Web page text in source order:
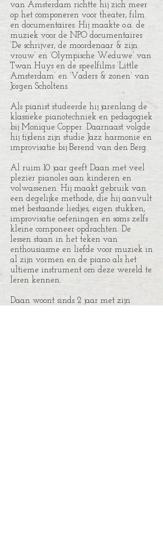
van Amsterdam richtte hij zich meer
op het componeren voor theater, film
en documentaires. Hij maakte o.a. de
muziek voor de NPO documentaires
‘De schrijver, de moordenaar & zijn
vrouw’ en ‘Olympische Weduwe’ van
Twan Huys en de speelfilms ‘Little
Amsterdam’ en ‘Vaders & zonen’ van
Jörgen Scholtens.
Als pianist studeerde hij jarenlang de
klassieke pianotechniek en pedagogiek
bij Monique Copper. Daarnaast volgde
hij tijdens zijn studie Jazz harmonie en
improvisatie bij Berend van den Berg.
Al ruim 10 jaar geeft Daan met veel
plezier pianoles aan kinderen en
volwassenen. Hij maakt gebruik van
een degelijke methode, die hij aanvult
met bestaande liedjes, eigen stukken,
improvisatie oefeningen en soms zelfs
kleine componeer opdrachten. De
lessen staan in het teken van
enthousiasme en liefde voor muziek in
al zijn vormen en de piano als het
ultieme instrument om deze wereld te
leren kennen.
Daan woont sinds 2 jaar met zijn